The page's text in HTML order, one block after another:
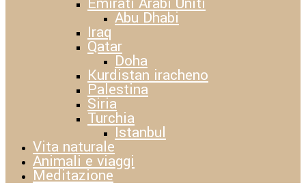
Abu Dhabi
Iraq
Qatar
Doha
Kurdistan iracheno
Palestina
Siria
Turchia
Istanbul
Vita naturale
Animali e viaggi
Meditazione